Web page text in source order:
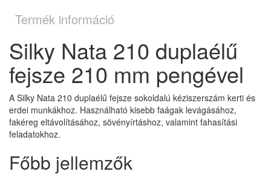
Termék információ
Silky Nata 210 duplaélű
fejsze 210 mm pengével
A Silky Nata 210 duplaélű fejsze sokoldalú kéziszerszám kerti és
erdei munkákhoz. Használható kisebb faágak levágásához,
fakéreg eltávolításához, sövényírtáshoz, valamint fahasítási
feladatokhoz.
Főbb jellemzők